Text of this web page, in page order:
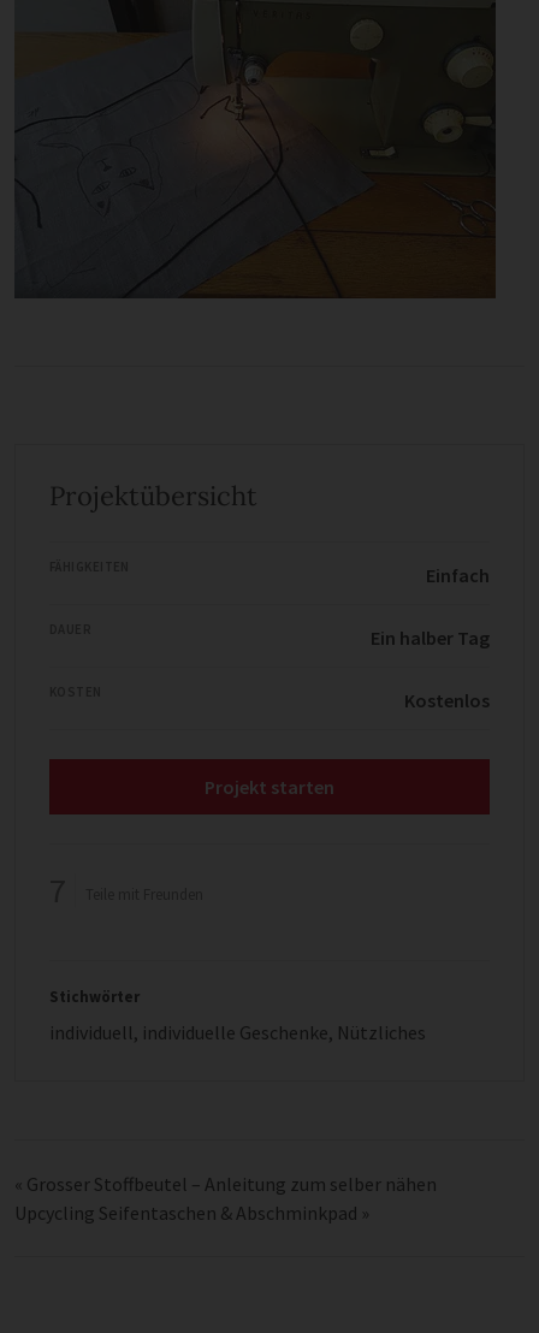
Projektübersicht
Einfach
Ein halber Tag
Kostenlos
Projekt starten
Stichwörter
individuell, individuelle Geschenke, Nützliches
« Grosser Stoffbeutel – Anleitung zum selber nähen
Upcycling Seifentaschen & Abschminkpad »